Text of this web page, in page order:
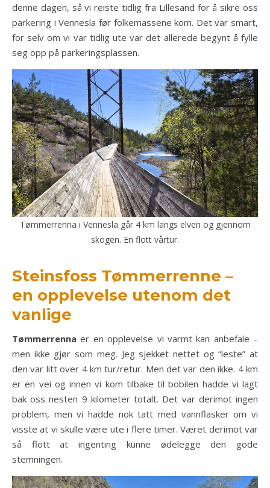
denne dagen, så vi reiste tidlig fra Lillesand for å sikre oss
parkering i Vennesla før folkemassene kom. Det var smart,
for selv om vi var tidlig ute var det allerede begynt å fylle
seg opp på parkeringsplassen.
Tømmerrenna i Vennesla går 4 km langs elven og gjennom
skogen. En flott vårtur.
Steinsfoss Tømmerrenne –
en opplevelse utenom det
vanlige
Tømmerrenna er en opplevelse vi varmt kan anbefale –
men ikke gjør som meg. Jeg sjekket nettet og “leste” at
den var litt over 4 km tur/retur. Men det var den ikke. 4 km
er en vei og innen vi kom tilbake til bobilen hadde vi lagt
bak oss nesten 9 kilometer totalt. Det var derimot ingen
problem, men vi hadde nok tatt med vannflasker om vi
visste at vi skulle være ute i flere timer. Været derimot var
så flott at ingenting kunne ødelegge den gode
stemningen.